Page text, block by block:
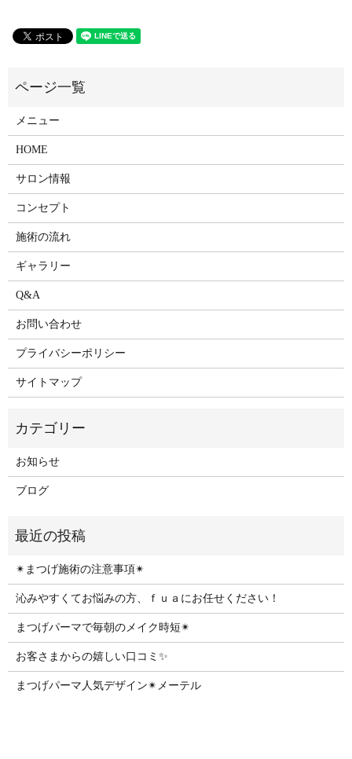
メニュー
HOME
サロン情報
コンセプト
施術の流れ
ギャラリー
Q&A
お問い合わせ
プライバシーポリシー
サイトマップ
お知らせ
ブログ
✴︎まつげ施術の注意事項✴︎
沁みやすくてお悩みの方、ｆｕａにお任せください！
まつげパーマで毎朝のメイク時短✴︎
お客さまからの嬉しい口コミ✨
まつげパーマ人気デザイン✴︎メーテル